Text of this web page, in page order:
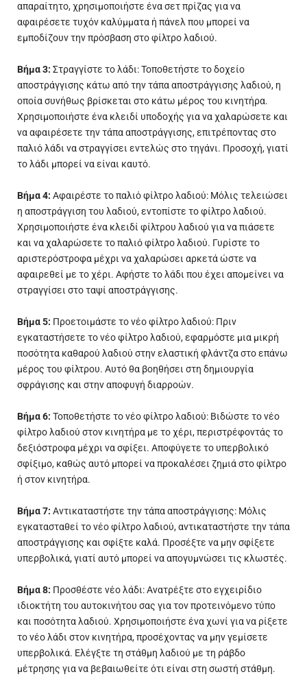
απαραίτητο, χρησιμοποιήστε ένα σετ πρίζας για να
αφαιρέσετε τυχόν καλύμματα ή πάνελ που μπορεί να
εμποδίζουν την πρόσβαση στο φίλτρο λαδιού.
Βήμα 3: Στραγγίστε το λάδι: Τοποθετήστε το δοχείο
αποστράγγισης κάτω από την τάπα αποστράγγισης λαδιού, η
οποία συνήθως βρίσκεται στο κάτω μέρος του κινητήρα.
Χρησιμοποιήστε ένα κλειδί υποδοχής για να χαλαρώσετε και
να αφαιρέσετε την τάπα αποστράγγισης, επιτρέποντας στο
παλιό λάδι να στραγγίσει εντελώς στο τηγάνι. Προσοχή, γιατί
το λάδι μπορεί να είναι καυτό.
Βήμα 4: Αφαιρέστε το παλιό φίλτρο λαδιού: Μόλις τελειώσει
η αποστράγγιση του λαδιού, εντοπίστε το φίλτρο λαδιού.
Χρησιμοποιήστε ένα κλειδί φίλτρου λαδιού για να πιάσετε
και να χαλαρώσετε το παλιό φίλτρο λαδιού. Γυρίστε το
αριστερόστροφα μέχρι να χαλαρώσει αρκετά ώστε να
αφαιρεθεί με το χέρι. Αφήστε το λάδι που έχει απομείνει να
στραγγίσει στο ταψί αποστράγγισης.
Βήμα 5: Προετοιμάστε το νέο φίλτρο λαδιού: Πριν
εγκαταστήσετε το νέο φίλτρο λαδιού, εφαρμόστε μια μικρή
ποσότητα καθαρού λαδιού στην ελαστική φλάντζα στο επάνω
μέρος του φίλτρου. Αυτό θα βοηθήσει στη δημιουργία
σφράγισης και στην αποφυγή διαρροών.
Βήμα 6: Τοποθετήστε το νέο φίλτρο λαδιού: Βιδώστε το νέο
φίλτρο λαδιού στον κινητήρα με το χέρι, περιστρέφοντάς το
δεξιόστροφα μέχρι να σφίξει. Αποφύγετε το υπερβολικό
σφίξιμο, καθώς αυτό μπορεί να προκαλέσει ζημιά στο φίλτρο
ή στον κινητήρα.
Βήμα 7: Αντικαταστήστε την τάπα αποστράγγισης: Μόλις
εγκατασταθεί το νέο φίλτρο λαδιού, αντικαταστήστε την τάπα
αποστράγγισης και σφίξτε καλά. Προσέξτε να μην σφίξετε
υπερβολικά, γιατί αυτό μπορεί να απογυμνώσει τις κλωστές.
Βήμα 8: Προσθέστε νέο λάδι: Ανατρέξτε στο εγχειρίδιο
ιδιοκτήτη του αυτοκινήτου σας για τον προτεινόμενο τύπο
και ποσότητα λαδιού. Χρησιμοποιήστε ένα χωνί για να ρίξετε
το νέο λάδι στον κινητήρα, προσέχοντας να μην γεμίσετε
υπερβολικά. Ελέγξτε τη στάθμη λαδιού με τη ράβδο
μέτρησης για να βεβαιωθείτε ότι είναι στη σωστή στάθμη.